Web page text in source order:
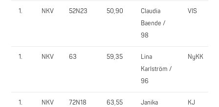
1. NKV 52N23 50,90
Claudia
Baende /
98
VIS
1. NKV 63 59,35
Lina
Karlström /
96
NyKK
1. NKV 72N18 63,55
Janika
KJ